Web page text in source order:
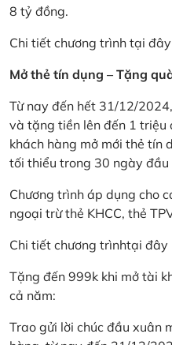
8 tỷ đồng.
Chi tiết chương trình tại đây
Mở thẻ tín dụng – Tặng
Từ nay đến hết 31/12/
và tặng tiền lên đến 1 triệu
khách hàng mở mới thẻ tín
tối thiểu trong 30 ngày đầu
Chương trình áp dụng cho
ngoại trừ thẻ KHCC, thẻ
Chi tiết chương trìnhtại đây
Tặng đến 999k khi mở tài
cả năm:
Trao gửi lời chúc đầu xuân